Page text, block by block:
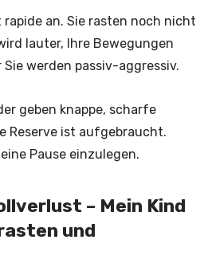
an. Sie rasten noch nicht
lauter, Ihre Bewegungen
werden passiv-aggressiv.
geben knappe, scharfe
Reserve ist aufgebraucht.
Pause einzulegen.
– Mein Kind
und